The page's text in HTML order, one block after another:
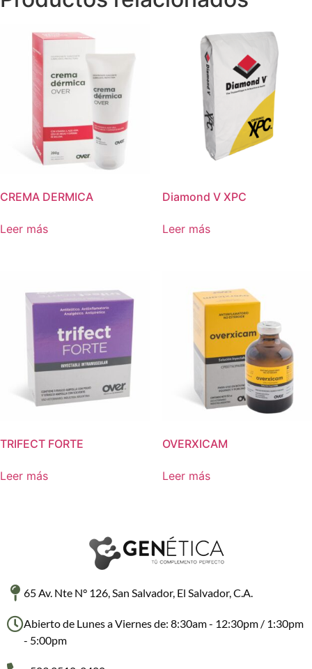
CREMA DERMICA
Leer más
Diamond V XPC
Leer más
TRIFECT FORTE
Leer más
OVERXICAM
Leer más
65 Av. Nte N° 126, San Salvador, El Salvador, C.A.
Abierto de Lunes a Viernes de: 8:30am - 12:30pm / 1:30pm
- 5:00pm